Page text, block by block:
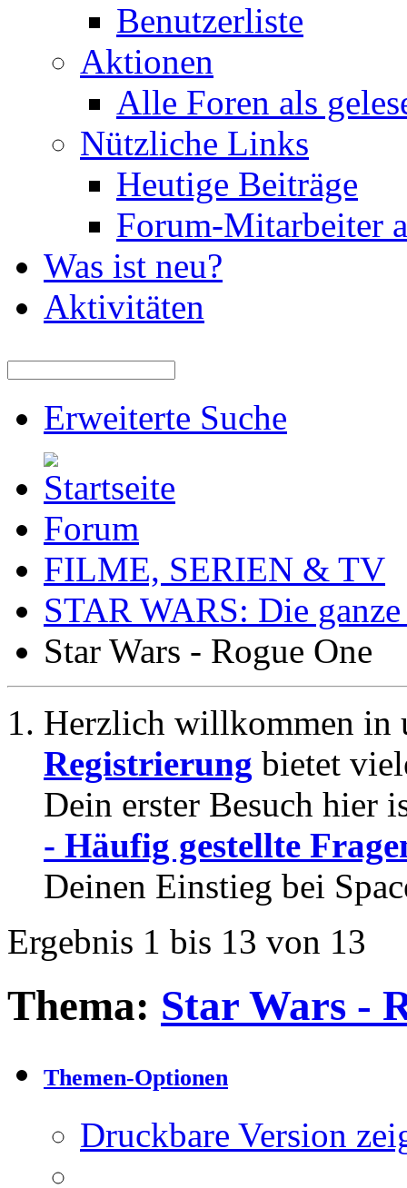
Benutzerliste
Aktionen
Alle Foren als
Nützliche Links
Heutige Beiträge
Forum-Mitarbeiter
Was ist neu?
Aktivitäten
Erweiterte Suche
Forum
FILME, SERIEN & TV
STAR WARS: Die
Star Wars - Rogue One
Herzlich willkommen in
Registrierung bietet
Dein erster Besuch hier
- Häufig gestellte
Deinen Einstieg bei
Ergebnis 1 bis 13 von 13
Thema: Star Wars -
Themen-Optionen
Druckbare Version